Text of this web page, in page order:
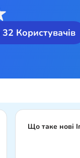
32 Користувачів
Що таке нові